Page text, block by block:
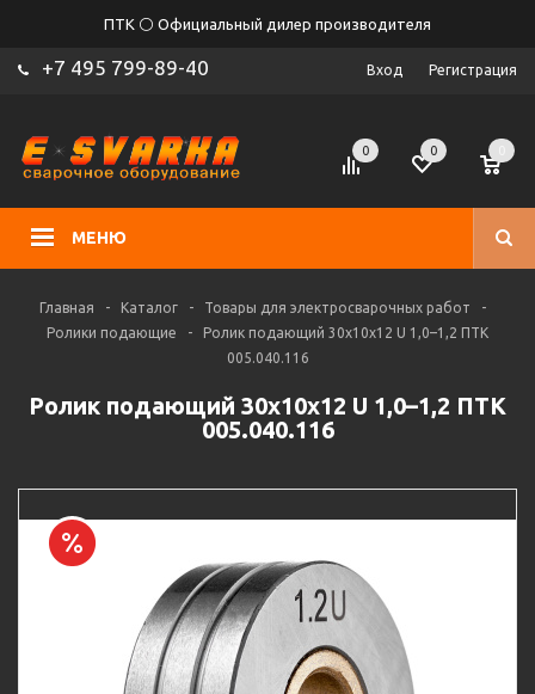
ПТК ⚪ Официальный дилер производителя
+7 495 799-89-40 Вход Регистрация
МЕНЮ
0 0
Главная - Каталог - Товары для электросварочных работ
-
Ролики подающие
-
Ролик подающий 30х10х12 U 1,0–1,2 ПТК
005.040.116
Ролик подающий 30х10х12 U 1,0–1,2 ПТК
005.040.116